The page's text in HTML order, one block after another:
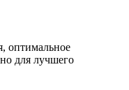
оптимальное
для лучшего